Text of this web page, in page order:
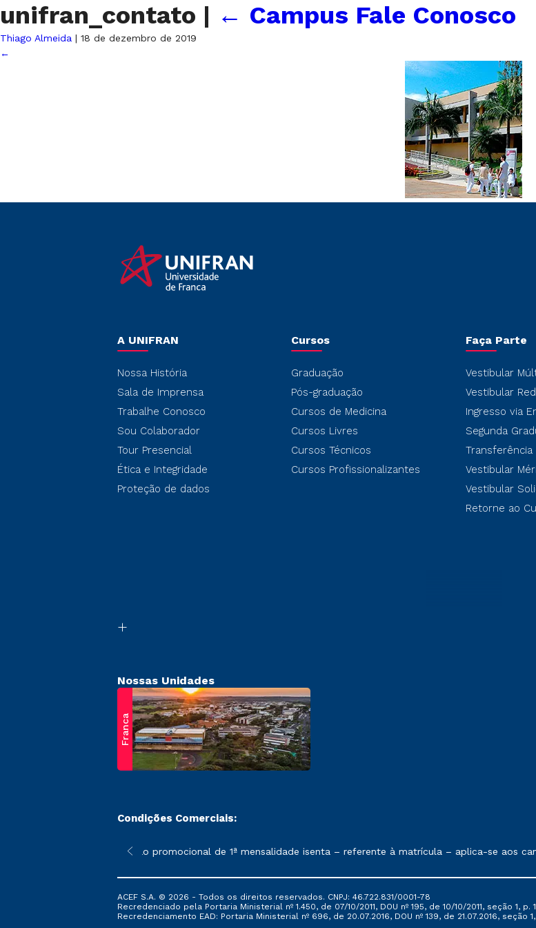
unifran_contato | ← Campus Fale Conosco
Thiago Almeida | 18 de dezembro de 2019
←
A UNIFRAN
Nossa História
Sala de Imprensa
Trabalhe Conosco
Sou Colaborador
Tour Presencial
Ética e Integridade
Proteção de dados
Cursos
Graduação
Pós-graduação
Cursos de Medicina
Cursos Livres
Cursos Técnicos
Cursos Profissionalizantes
Faça Parte
Vestibular
Vestibular
Ingresso via
Segunda
Transferência
Vestibular
Vestibular
Retorne ao
Nossas Unidades
Franca
Condições Comerciais:
sofrer alterações nos períodos de rematrícula conforme exposto no contrato de prestação de serviços
*A condição promocional de 1ª mensalidade isenta – referente à matrícula – aplica-se aos
ACEF S.A. © 2026 - Todos os direitos reservados. CNPJ: 46.722.831/0001-78
Recredenciado pela Portaria Ministerial nº 1.450, de 07/10/2011, DOU nº 195, de 10/10/2011, seção 1, p.
Recredenciamento EAD: Portaria Ministerial nº 696, de 20.07.2016, DOU nº 139, de 21.07.2016, seção